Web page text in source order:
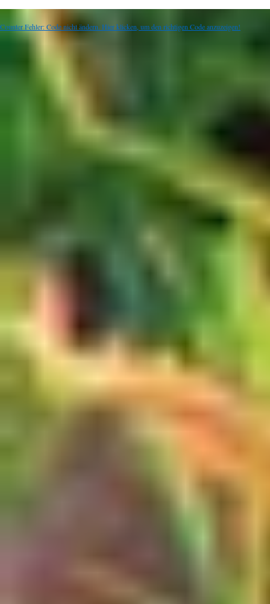
Counter Fehler: Code nicht ändern. Hier klicken, um den richtigen Code anzuzeigen!